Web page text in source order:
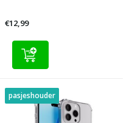
€12,99
pasjeshouder